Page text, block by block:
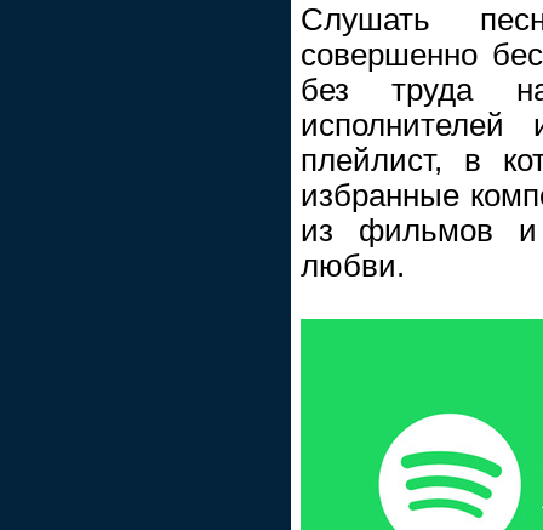
Слушать
совершенно
без труда
исполнителей
плейлист, в
избранные
из фильмов
любви.